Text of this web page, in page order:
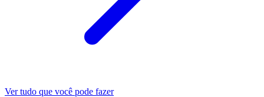
Ver tudo que você pode fazer